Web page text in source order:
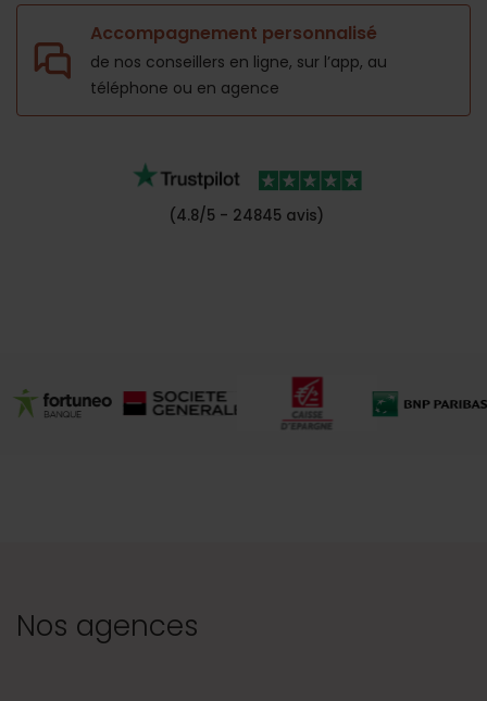
Accompagnement personnalisé
de nos conseillers en ligne, sur l’app, au
téléphone ou en agence
(4.8/5 - 24845 avis)
Nos agences